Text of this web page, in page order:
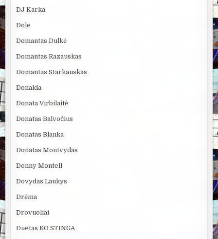
DJ Karka
Dole
Domantas Dulkė
Domantas Razauskas
Domantas Starkauskas
Donalda
Donata Virbilaitė
Donatas Balvočius
Donatas Blanka
Donatas Montvydas
Donny Montell
Dovydas Laukys
Drėma
Drovuoliai
Duetas KO STINGA